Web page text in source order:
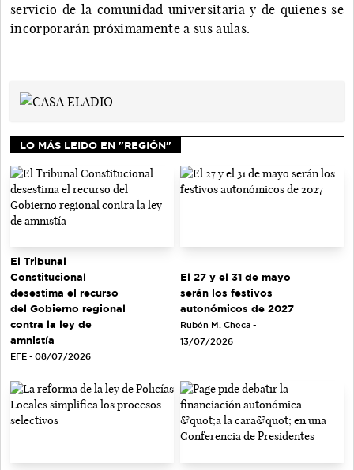
servicio de la comunidad universitaria y de quienes se
incorporarán próximamente a sus aulas.
LO MÁS LEIDO EN "REGIÓN"
El Tribunal
Constitucional
desestima el recurso
del Gobierno regional
contra la ley de
amnistía
EFE - 08/07/2026
El 27 y el 31 de mayo
serán los festivos
autonómicos de 2027
Rubén M. Checa -
13/07/2026